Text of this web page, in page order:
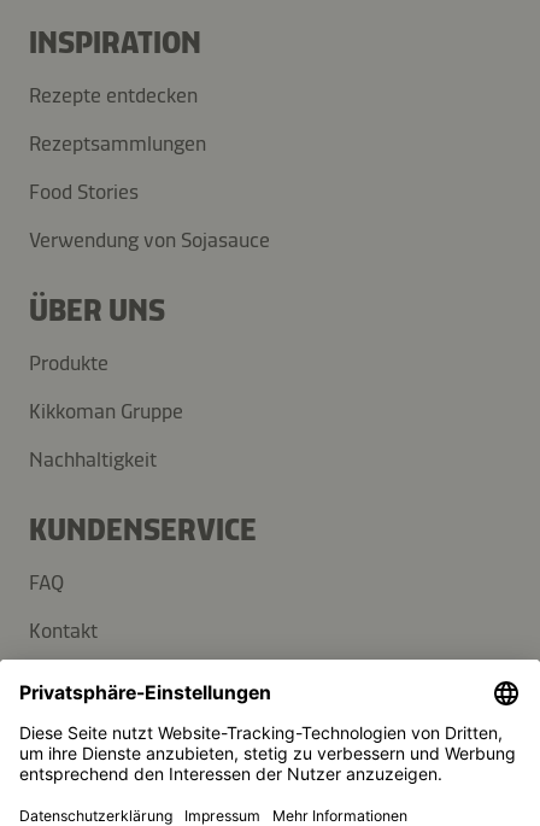
INSPIRATION
Rezepte entdecken
Rezeptsammlungen
Food Stories
Verwendung von Sojasauce
ÜBER UNS
Produkte
Kikkoman Gruppe
Nachhaltigkeit
KUNDENSERVICE
FAQ
Kontakt
Newsletter
Presse
Kikkoman ist ein eingetragenes Warenzeichen der Kikkoman